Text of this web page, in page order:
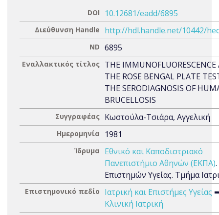
DOI 10.12681/eadd/6895
Διεύθυνση Handle http://hdl.handle.net/10442/
ND 6895
Εναλλακτικός τίτλος THE
THE ROSE BENGAL PLATE
THE SERODIAGNOSIS OF
BRUCELLOSIS
Συγγραφέας Κωστούλα-Τσιάρα, Αγγελική
Ημερομηνία 1981
Ίδρυμα
Εθνικό και Καποδιστριακό
Πανεπιστήμιο Αθηνών (ΕΚΠΑ)
Επιστημών Υγείας. Τμήμα
Επιστημονικό πεδίο Ιατρική και Επιστήμες Υγείας
Κλινική Ιατρική